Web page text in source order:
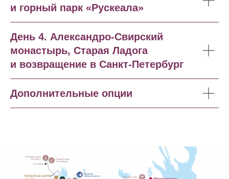
и горный парк «Рускеала»
День 4. Александро-Свирский
монастырь, Старая Ладога
и возвращение в Санкт-Петербург
Дополнительные опции